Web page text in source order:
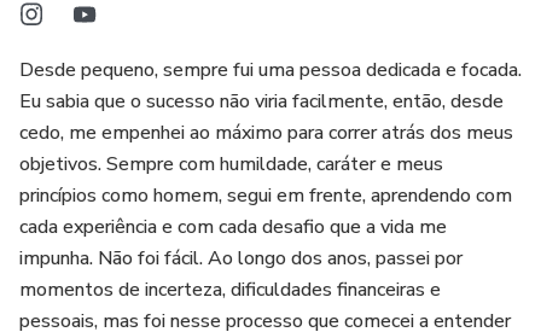
Desde pequeno, sempre fui uma pessoa dedicada e focada.
Eu sabia que o sucesso não viria facilmente, então, desde
cedo, me empenhei ao máximo para correr atrás dos meus
objetivos. Sempre com humildade, caráter e meus
princípios como homem, segui em frente, aprendendo com
cada experiência e com cada desafio que a vida me
impunha. Não foi fácil. Ao longo dos anos, passei por
momentos de incerteza, dificuldades financeiras e
pessoais, mas foi nesse processo que comecei a entender